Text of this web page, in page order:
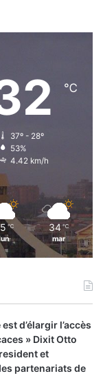
℃
37º - 28º
53%
4.42 km/h
℃ 34 ℃
mar
d’élargir l’accès
» Dixit Otto
et
partenariats de